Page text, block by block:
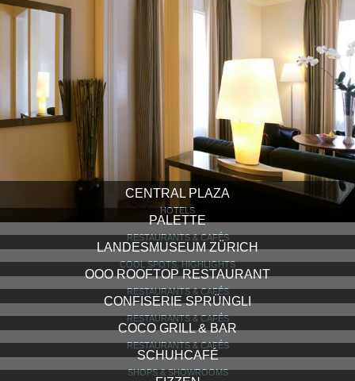
CENTRAL PLAZA
HOTELS
PALETTE
RESTAURANTS & CAFÉS
LANDESMUSEUM ZÜRICH
COOL SPOTS, HIGHLIGHTS
OOO ROOFTOP RESTAURANT
RESTAURANTS & CAFÉS
CONFISERIE SPRÜNGLI
RESTAURANTS & CAFÉS
COCO GRILL & BAR
RESTAURANTS & CAFÉS
SCHUHCAFÉ
SHOPS & SHOWROOMS